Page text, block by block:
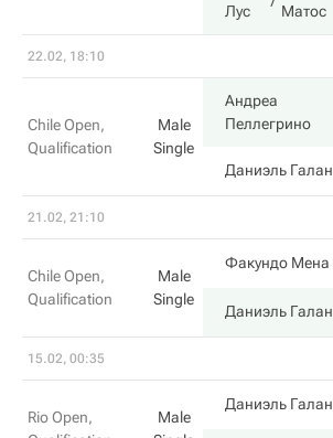
Лус
Матос
22.02, 18:10
Chile Open,
Qualification
Male
Single
Андреа
Пеллегрино
Даниэль Галан
21.02, 21:10
Chile Open,
Qualification
Male
Single
Факундо Мена
Даниэль Галан
15.02, 00:35
Rio Open,
Male
Даниэль Галан